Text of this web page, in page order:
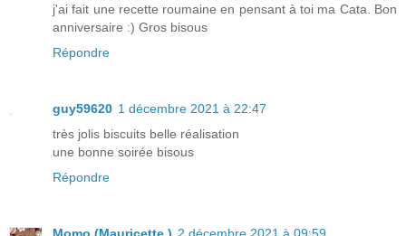
j'ai fait une recette roumaine en pensant à toi ma Cata. Bon
anniversaire :) Gros bisous
Répondre
guy59620 1 décembre 2021 à 22:47
très jolis biscuits belle réalisation
une bonne soirée bisous
Répondre